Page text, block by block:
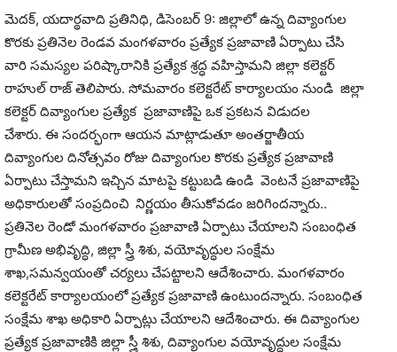
మెదక్, యదార్థవాది ప్రతినిధి, డిసెంబర్ 9: జిల్లాలో ఉన్న దివ్యాంగుల
కొరకు ప్రతినెల రెండవ మంగళవారం ప్రత్యేక ప్రజావాణి ఏర్పాటు చేసి
వారి సమస్యల పరిష్కారానికి ప్రత్యేక శ్రద్ధ వహిస్తామని జిల్లా కలెక్టర్
రాహుల్ రాజ్ తెలిపారు. సోమవారం కలెక్టరేట్ కార్యాలయం నుండి జిల్లా
కలెక్టర్ దివ్యాంగుల ప్రత్యేక ప్రజావాణిపై ఒక ప్రకటన విడుదల
చేశారు. ఈ సందర్భంగా ఆయన మాట్లాడుతూ అంతర్జాతీయ
దివ్యాంగుల దినోత్సవం రోజు దివ్యాంగుల కొరకు ప్రత్యేక ప్రజావాణి
ఏర్పాటు చేస్తామని ఇచ్చిన మాటపై కట్టుబడి ఉండి వెంటనే ప్రజావాణిపై
అధికారులతో సంప్రదించి నిర్ణయం తీసుకోవడం జరిగిందన్నారు..
ప్రతినెల రెండో మంగళవారం ప్రజావాణి ఏర్పాటు చేయాలని సంబంధిత
గ్రామీణ అభివృద్ధి, జిల్లా స్త్రీ శిశు, వయోవృద్ధుల సంక్షేమ
శాఖ,సమన్వయంతో చర్యలు చేపట్టాలని ఆదేశించారు. మంగళవారం
కలెక్టరేట్ కార్యాలయంలో ప్రత్యేక ప్రజావాణి ఉంటుందన్నారు. సంబంధిత
సంక్షేమ శాఖ అధికారి ఏర్పాట్లు చేయాలని ఆదేశించారు. ఈ దివ్యాంగుల
ప్రత్యేక ప్రజావాణికి జిల్లా స్త్రీ శిశు, దివ్యాంగుల వయోవృద్ధుల సంక్షేమ